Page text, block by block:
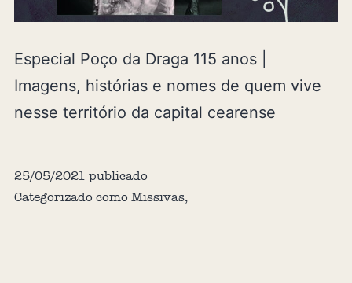
Especial Poço da Draga 115 anos |
Imagens, histórias e nomes de quem vive
nesse território da capital cearense
25/05/2021 publicado
Categorizado como Missivas,